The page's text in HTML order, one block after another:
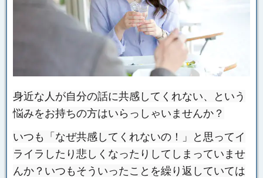
身近な人が自分の話に共感してくれない、という
悩みをお持ちの方はいらっしゃいませんか？
いつも「なぜ共感してくれないの！」と思ってイ
ライラしたり悲しくなったりしてしまっていませ
んか？いつもそういったことを繰り返していては